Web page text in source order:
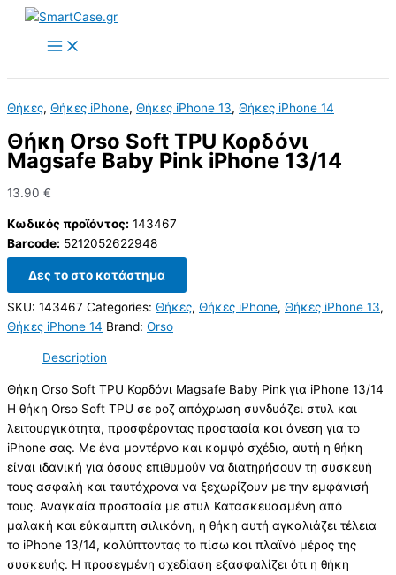
Skip
content
Θήκες, Θήκες iPhone, Θήκες iPhone 13, Θήκες iPhone 14
Θήκη Orso Soft TPU Κορδόνι
Magsafe Baby Pink iPhone 13/14
13.90 €
Κωδικός προϊόντος: 143467
Barcode: 5212052622948
Δες το στο κατάστημα
SKU: 143467 Categories: Θήκες, Θήκες iPhone, Θήκες iPhone 13,
Θήκες iPhone 14 Brand: Orso
Description
Θήκη Orso Soft TPU Κορδόνι Magsafe Baby Pink για iPhone 13/14
Η θήκη Orso Soft TPU σε ροζ απόχρωση συνδυάζει στυλ και
λειτουργικότητα, προσφέροντας προστασία και άνεση για το
iPhone σας. Με ένα μοντέρνο και κομψό σχέδιο, αυτή η θήκη
είναι ιδανική για όσους επιθυμούν να διατηρήσουν τη συσκευή
τους ασφαλή και ταυτόχρονα να ξεχωρίζουν με την εμφάνισή
τους. Αναγκαία προστασία με στυλ Κατασκευασμένη από
μαλακή και εύκαμπτη σιλικόνη, η θήκη αυτή αγκαλιάζει τέλεια
το iPhone 13/14, καλύπτοντας το πίσω και πλαϊνό μέρος της
συσκευής. Η προσεγμένη σχεδίαση εξασφαλίζει ότι η θήκη